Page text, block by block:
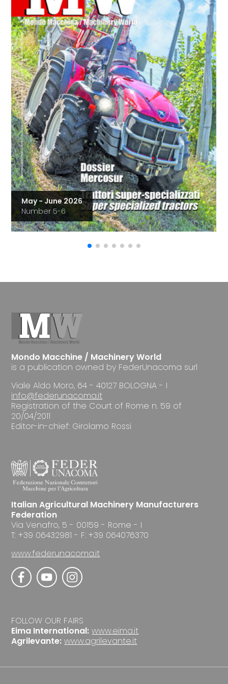
May - June 2026
Number 5-6
Mondo Macchine / Machinery World
is a publication owned by FederUnacoma surl
Viale Aldo Moro, 64 - 40127 BOLOGNA - I
info@federunacoma.it
Registration of the Court of Rome n. 59 of
20/04/2011
Editor-in-chief: Girolamo Rossi
Italian Agricultural Machinery Manufacturers
Federation
Via Venafro, 5 - 00159 - Rome - I
T: +39 06432981 - F: +39 064076370
www.federunacoma.it
FOLLOW OUR FAIRS
Eima International: www.eima.it
Agrilevante: www.agrilevante.it